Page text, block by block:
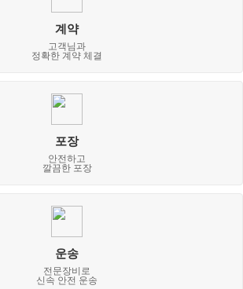
계약
고객님과
정확한 계약 체결
포장
안전하고
깔끔한 포장
운송
전문장비로
신속 안전 운송